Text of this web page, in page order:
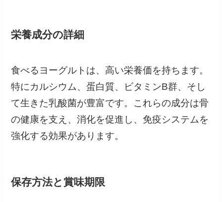
栄養成分の詳細
食べるヨーグルトは、高い栄養価を持ちます。
特にカルシウム、蛋白質、ビタミンB群、そし
て生きた乳酸菌が豊富です。これらの成分は骨
の健康を支え、消化を促進し、免疫システムを
強化する効果があります。
保存方法と賞味期限